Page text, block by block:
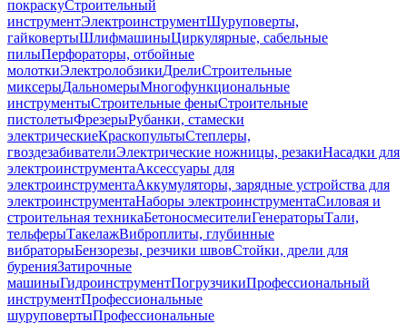
покраскуСтроительный
инструментЭлектроинструментШуруповерты,
гайковертыШлифмашиныЦиркулярные, сабельные
пилыПерфораторы, отбойные
молоткиЭлектролобзикиДрелиСтроительные
миксерыДальномерыМногофункциональные
инструментыСтроительные феныСтроительные
пистолетыФрезерыРубанки, стамески
электрическиеКраскопультыСтеплеры,
гвоздезабивателиЭлектрические ножницы, резакиНасадки для
электроинструментаАксессуары для
электроинструментаАккумуляторы, зарядные устройства для
электроинструментаНаборы электроинструментаСиловая и
строительная техникаБетоносмесителиГенераторыТали,
тельферыТакелажВиброплиты, глубинные
вибраторыБензорезы, резчики швовСтойки, дрели для
буренияЗатирочные
машиныГидроинструментПогрузчикиПрофессиональный
инструментПрофессиональные
шуруповертыПрофессиональные